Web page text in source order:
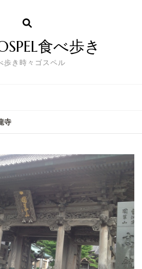
食べ歩き
歩き時々ゴスペル
寺